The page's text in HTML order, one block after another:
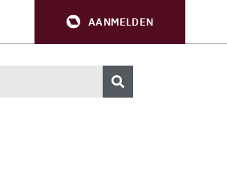
AANMELDEN